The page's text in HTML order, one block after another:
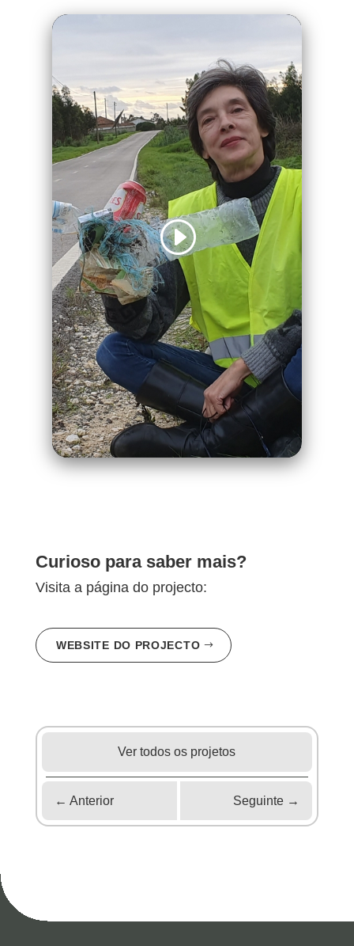
Curioso para saber mais?
Visita a página do projecto:
WEBSITE DO PROJECTO
Ver todos os projetos
← Anterior Seguinte →